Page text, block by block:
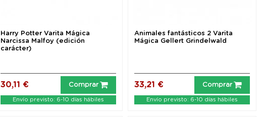
Harry Potter Varita Mágica
Narcissa Malfoy (edición
carácter)
30,11 € Comprar
Envío previsto: 6-10 días hábiles
Animales fantásticos 2 Varita
Mágica Gellert Grindelwald
33,21 € Comprar
Envío previsto: 6-10 días hábiles